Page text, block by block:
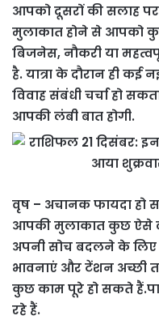
आपको दूसरों की सलाह पर
मुलाकात होने से आपको
बिजनेस, नौकरी या
है. यात्रा के दौरान ही
विवाह संबंधी चर्चा हो
आपकी लंबी बात होगी.
वृष – अचानक फायदा हो
आपकी मुलाकात कुछ ऐसे
अपनी सोच बदलने के
भावनाएं और टेंशन अच्छी
कुछ काम पूरे हो सकते
रहे हैं.